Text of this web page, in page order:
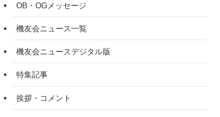
OB・OGメッセージ
機友会ニュース一覧
機友会ニュースデジタル版
特集記事
挨拶・コメント